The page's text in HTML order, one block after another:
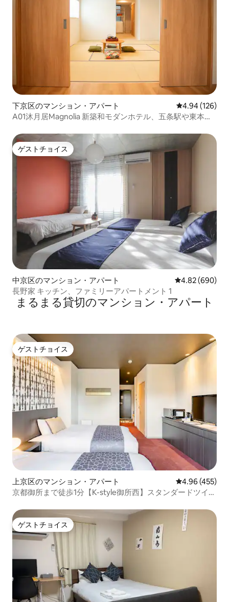
下京区のマンション・アパート レビュー126
4.94 (126)
A01沐月居Magnolia 新築和モダンホテル、五条駅や東本願
ゲストチョイス
ゲストチョイス
中京区のマンション・アパート レビュー690
4.82 (690)
長野家 キッチン、ファミリーアパートメント 1
まるまる貸切のマンション・アパート
ゲストチョイス
ゲストチョイス
上京区のマンション・アパート レビュー455
4.96 (455)
京都御所まで徒歩1分【K-style御所西】スタンダードツイン
ゲストチョイス
ゲストチョイス